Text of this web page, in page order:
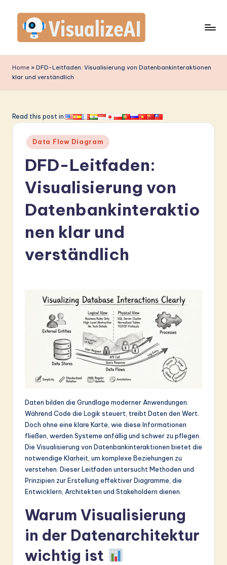
content
is
u
li
A
G
m
in
A
&
S
ft
w
Home » DFD-Leitfaden: Visualisierung von Datenbankinteraktionen
klar und verständlich
Read this post in:
Posted
in
Data Flow Diagram
DFD-Leitfaden:
Visualisierung von
Datenbankinteraktio
nen klar und
verständlich
Daten bilden die Grundlage moderner Anwendungen.
Während Code die Logik steuert, treibt Daten den Wert.
Doch ohne eine klare Karte, wie diese Informationen
fließen, werden Systeme anfällig und schwer zu pflegen.
Die Visualisierung von Datenbankinteraktionen bietet die
notwendige Klarheit, um komplexe Beziehungen zu
verstehen. Dieser Leitfaden untersucht Methoden und
Prinzipien zur Erstellung effektiver Diagramme, die
Entwicklern, Architekten und Stakeholdern dienen.
Warum Visualisierung
in der Datenarchitektur
wichtig ist